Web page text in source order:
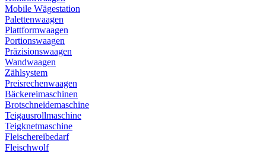
Mobile Wägestation
Palettenwaagen
Plattformwaagen
Portionswaagen
Präzisionswaagen
Wandwaagen
Zählsystem
Preisrechenwaagen
Bäckereimaschinen
Brotschneidemaschine
Teigausrollmaschine
Teigknetmaschine
Fleischereibedarf
Fleischwolf